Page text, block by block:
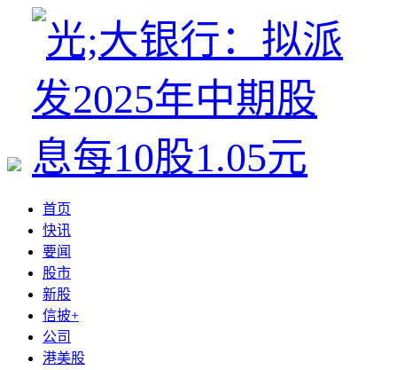
首页
快讯
要闻
股市
新股
信披+
公司
港美股